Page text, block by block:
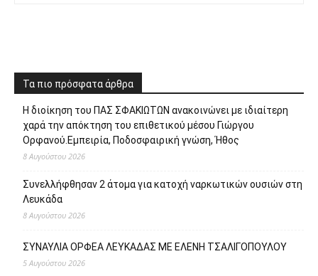
Τα πιο πρόσφατα άρθρα
Η διοίκηση του ΠΑΣ ΣΦΑΚΙΩΤΩΝ ανακοινώνει με ιδιαίτερη
χαρά την απόκτηση του επιθετικού μέσου Γιώργου
Ορφανού.Εμπειρία, Ποδοσφαιρική γνώση, Ήθος
8 Αυγούστου 2026
Συνελλήφθησαν 2 άτομα για κατοχή ναρκωτικών ουσιών στη
Λευκάδα
8 Αυγούστου 2026
ΣΥΝΑΥΛΙΑ ΟΡΦΕΑ ΛΕΥΚΑΔΑΣ ΜΕ ΕΛΕΝΗ ΤΣΑΛΙΓΟΠΟΥΛΟΥ
5 Αυγούστου 2026